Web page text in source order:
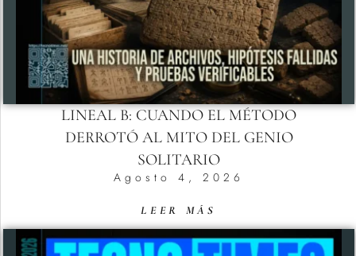
LINEAL B: CUANDO EL MÉTODO
DERROTÓ AL MITO DEL GENIO
SOLITARIO
Agosto 4, 2026
LEER MÁS